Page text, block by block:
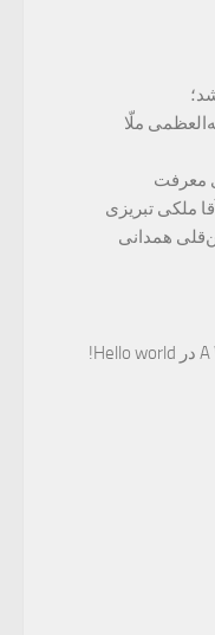
ملّا
معرفت
ملکی تبریزی
همدانی
A در Hello world!